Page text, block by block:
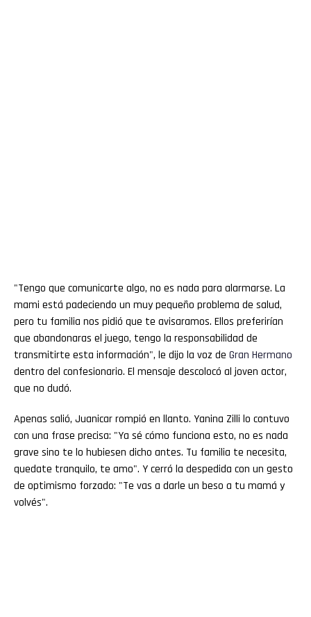
"Tengo que comunicarte algo, no es nada para alarmarse. La
mami está padeciendo un muy pequeño problema de salud,
pero tu familia nos pidió que te avisaramos. Ellos preferirían
que abandonaras el juego, tengo la responsabilidad de
transmitirte esta información", le dijo la voz de Gran Hermano
dentro del confesionario. El mensaje descolocó al joven actor,
que no dudó.
Apenas salió, Juanicar rompió en llanto. Yanina Zilli lo contuvo
con una frase precisa: "Ya sé cómo funciona esto, no es nada
grave sino te lo hubiesen dicho antes. Tu familia te necesita,
quedate tranquilo, te amo". Y cerró la despedida con un gesto
de optimismo forzado: "Te vas a darle un beso a tu mamá y
volvés".